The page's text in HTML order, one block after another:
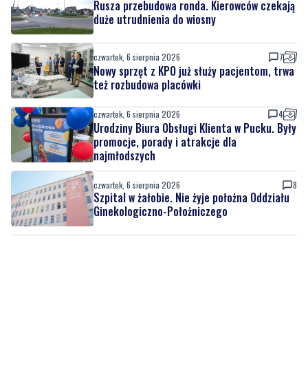
czwartek, 6 sierpnia 2026 7
Nowy sprzęt z KPO już służy pacjentom, trwa
czwartek, 6 sierpnia 2026 4
Urodziny Biura Obsługi Klienta w Pucku. Były
promocje, porady i atrakcje dla
najmłodszych
czwartek, 6 sierpnia 2026 8
Szpital w żałobie. Nie żyje położna Oddziału
Ginekologiczno-Położniczego